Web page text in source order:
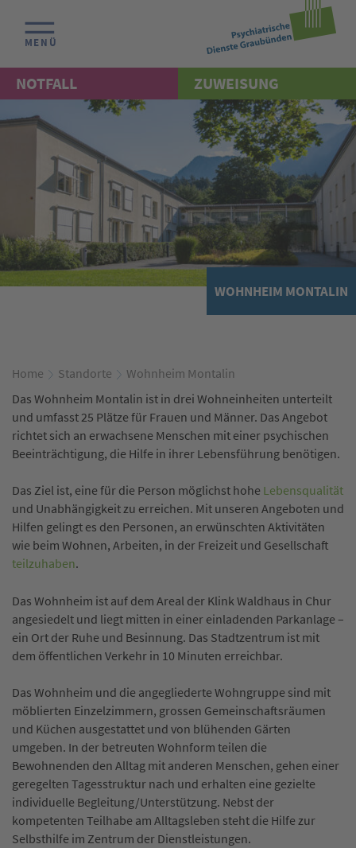
WOHNHEIM MONTALIN
NOTFALL ZUWEISUNG
MENÜ
Home Standorte
Wohnheim Montalin
Das Wohnheim Montalin ist in drei Wohneinheiten unterteilt
und umfasst 25 Plätze für Frauen und Männer. Das Angebot
richtet sich an erwachsene Menschen mit einer psychischen
Beeinträchtigung, die Hilfe in ihrer Lebensführung benötigen.
Das Ziel ist, eine für die Person möglichst hohe Lebensqualität
und Unabhängigkeit zu erreichen. Mit unseren Angeboten und
Hilfen gelingt es den Personen, an erwünschten Aktivitäten
wie beim Wohnen, Arbeiten, in der Freizeit und Gesellschaft
teilzuhaben.
Das Wohnheim ist auf dem Areal der Klink Waldhaus in Chur
angesiedelt und liegt mitten in einer einladenden Parkanlage –
ein Ort der Ruhe und Besinnung. Das Stadtzentrum ist mit
dem öffentlichen Verkehr in 10 Minuten erreichbar.
Das Wohnheim und die angegliederte Wohngruppe sind mit
möblierten Einzelzimmern, grossen Gemeinschaftsräumen
und Küchen ausgestattet und von blühenden Gärten
umgeben. In der betreuten Wohnform teilen die
Bewohnenden den Alltag mit anderen Menschen, gehen einer
geregelten Tagesstruktur nach und erhalten eine gezielte
individuelle Begleitung/Unterstützung. Nebst der
kompetenten Teilhabe am Alltagsleben steht die Hilfe zur
Selbsthilfe im Zentrum der Dienstleistungen.